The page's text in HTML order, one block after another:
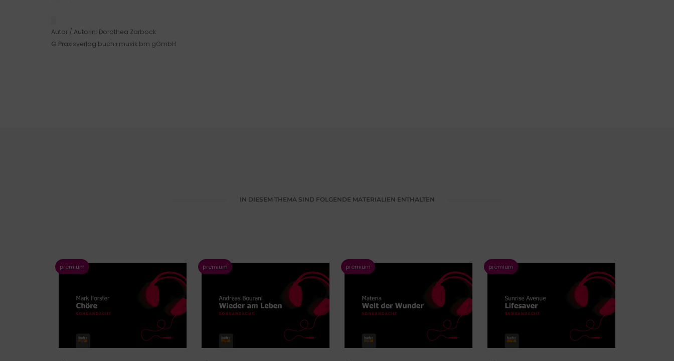
Autor / Autorin: Dorothea Zarbock
© Praxisverlag buch+musik bm gGmbH
IN DIESEM THEMA SIND FOLGENDE MATERIALIEN ENTHALTEN